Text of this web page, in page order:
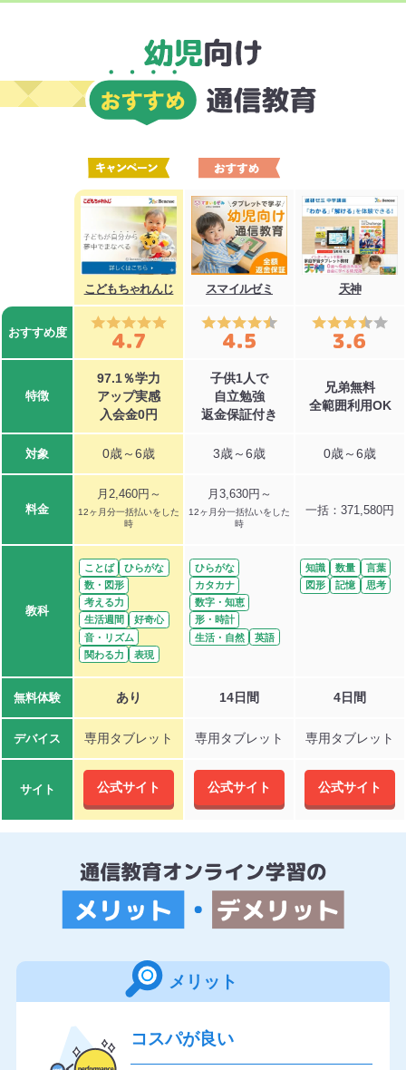
こどもちゃれんじ スマイルゼミ 天神
おすすめ度
特徴
97.1％学力
アップ実感
入会金0円
子供1人で
自立勉強
返金保証付き
兄弟無料
全範囲利用OK
対象 0歳～6歳 3歳～6歳 0歳～6歳
料金
月2,460円～
12ヶ月分一括払いをした
時
月3,630円～
12ヶ月分一括払いをした
時
一括：371,580円
教科
ことば
ひらがな
数・図形
考える力
生活週間
好奇心
音・リズム
関わる力
表現
ひらがな
カタカナ
数字・知恵
形・時計
生活・自然
英語
知識 数量
言葉
図形
記憶 思考
無料体験 あり 14日間 4日間
デバイス 専用タブレット 専用タブレット 専用タブレット
サイト 公式サイト 公式サイト 公式サイト
メリット
コスパが良い